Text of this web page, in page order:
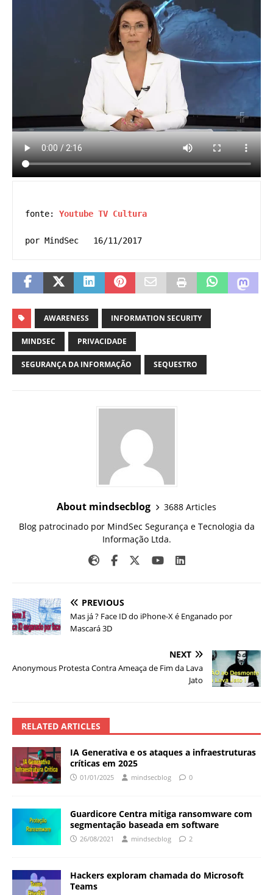
fonte: Youtube TV Cultura
por MindSec   16/11/2017
AWARENESS INFORMATION SECURITY
MINDSEC PRIVACIDADE
SEGURANÇA DA INFORMAÇÃO SEQUESTRO
About mindsecblog
3688 Articles
Blog patrocinado por MindSec Segurança e Tecnologia da
Informação Ltda.
PREVIOUS
Mas já ? Face ID do iPhone-X é Enganado por
Mascará 3D
NEXT
Anonymous Protesta Contra Ameaça de Fim da Lava
Jato
RELATED ARTICLES
IA Generativa e os ataques a infraestruturas
críticas em 2025
01/01/2025 mindsecblog 0
Guardicore Centra mitiga ransomware com
segmentação baseada em software
26/08/2021 mindsecblog 2
Hackers exploram chamada do Microsoft
Teams